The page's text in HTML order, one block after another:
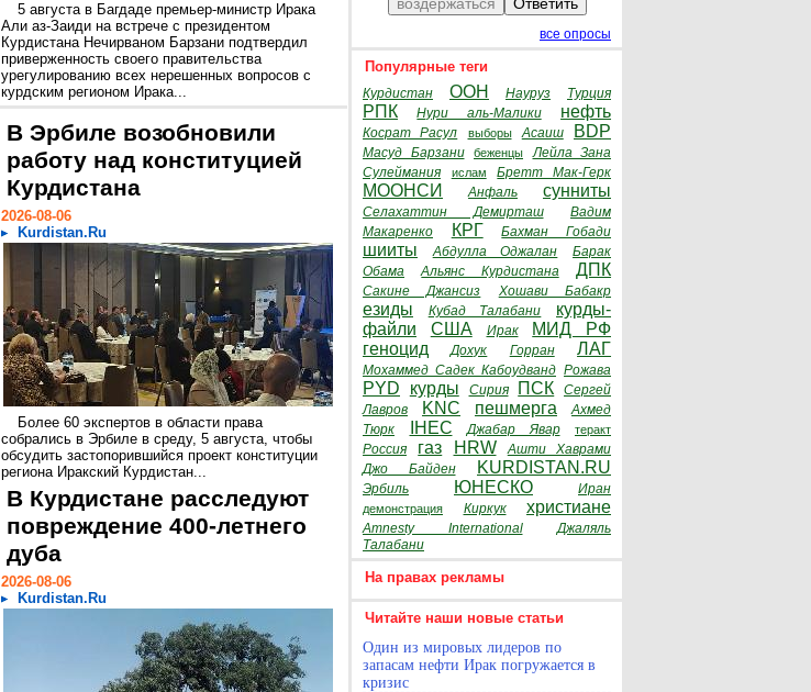
5 августа в Багдаде премьер-министр Ирака
Али аз-Заиди на встрече с президентом
Курдистана Нечирваном Барзани подтвердил
приверженность своего правительства
урегулированию всех нерешенных вопросов с
курдским регионом Ирака...
В Эрбиле возобновили
работу над конституцией
Курдистана
2026-08-06
Kurdistan.Ru
Более 60 экспертов в области права
собрались в Эрбиле в среду, 5 августа, чтобы
обсудить застопорившийся проект конституции
региона Иракский Курдистан...
В Курдистане расследуют
повреждение 400-летнего
дуба
2026-08-06
Kurdistan.Ru
все опросы
Популярные теги
Курдистан ООН Науруз Турция
РПК Нури аль-Малики нефть
Косрат Расул выборы Асаиш BDP
Масуд Барзани беженцы
Лейла Зана
Сулеймания
ислам Бретт Мак-Герк
МООНСИ Анфаль сунниты
Селахаттин Демирташ
Вадим
Макаренко
КРГ Бахман Гобади
шииты Абдулла Оджалан
Барак
Обама
Альянс Курдистана ДПК
Сакине Джансиз Хошави Бабакр
езиды Кубад Талабани
курды-
файли
США Ирак
МИД РФ
геноцид
Дохук Горран ЛАГ
Мохаммед Садек Кабоудванд Рожава
PYD курды Сирия ПСК
Сергей
Лавров
KNC пешмерга
Ахмед
Тюрк
IHEC Джабар Явар теракт
Россия газ HRW
Ашти Хаврами
Джо Байден
KURDISTAN.RU
Эрбиль ЮНЕСКО Иран
демонстрация Киркук христиане
Amnesty International
Джаляль
Талабани
На правах рекламы
Читайте наши новые статьи
Один из мировых лидеров по
запасам нефти Ирак погружается в
кризис